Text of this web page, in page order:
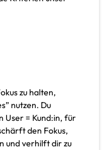
zu halten,
nutzen. Du
User = Kund:in, für
den Fokus,
und verhilft dir zu